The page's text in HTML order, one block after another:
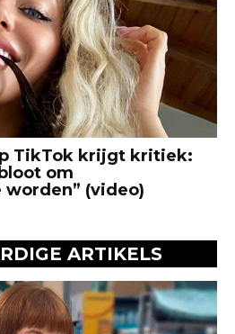
TikTok krijgt kritiek:
om
(video)
ARTIKELS